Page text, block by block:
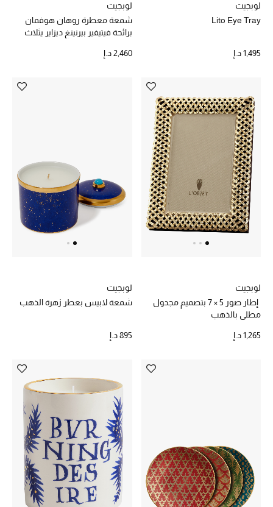
الموسم الجديد
دليل ملتزمات الحقائب
حقائب رجالية
حقائب الأطفال
أبرز المصممين
الأحذية الرجالية
أحذية للأطفال
أبرز المصممين
لوبجيت
Lito Eye Tray
1,495 د.إ
لوبجيت
شمعة معطرة روهان هوفمان
برائحة فيتيفير بيرنينغ ديزاير يثلاث
2,460 د.إ
لوبجيت
إطار صور 5 × 7 بتصميم مجدول
مطلي بالذهب
1,265 د.إ
لوبجيت
شمعة لابيس بعطر زهرة الذهب
895 د.إ